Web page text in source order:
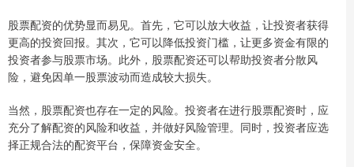
股票配资的优势显而易见。首先，它可以放大收益，让投资者获得
更高的投资回报。其次，它可以降低投资门槛，让更多资金有限的
投资者参与股票市场。此外，股票配资还可以帮助投资者分散风
险，避免因单一股票波动而造成较大损失。
当然，股票配资也存在一定的风险。投资者在进行股票配资时，应
充分了解配资的风险和收益，并做好风险管理。同时，投资者应选
择正规合法的配资平台，保障资金安全。